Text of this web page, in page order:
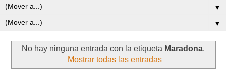
▼
▼
No hay ninguna entrada con la etiqueta Maradona.
Mostrar todas las entradas